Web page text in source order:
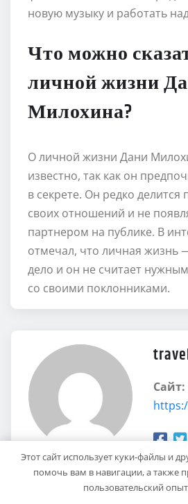
новую музыку и работать
Что можно
личной жизни
Милохина?
О личной жизни Дани
известно, так как он
в секрете. Он редко
своих отношений и не
партнером на публике. В
отмечал, что личная жизнь
дело и он не считает
со своими поклонниками.
Сайт:
Этот сайт использует куки-файлы и
помочь вам в навигации, а также
пользовательский